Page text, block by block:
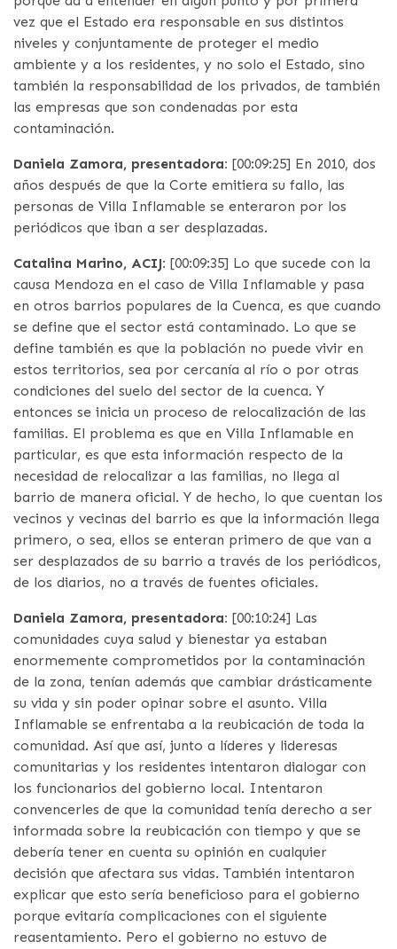
vez que el Estado era responsable en sus distintos
niveles y conjuntamente de proteger el medio
ambiente y a los residentes, y no solo el Estado, sino
también la responsabilidad de los privados, de también
las empresas que son condenadas por esta
contaminación.
Daniela Zamora, presentadora: [00:09:25] En 2010, dos
años después de que la Corte emitiera su fallo, las
personas de Villa Inflamable se enteraron por los
periódicos que iban a ser desplazadas.
Catalina Marino, ACIJ: [00:09:35] Lo que sucede con la
causa Mendoza en el caso de Villa Inflamable y pasa
en otros barrios populares de la Cuenca, es que cuando
se define que el sector está contaminado. Lo que se
define también es que la población no puede vivir en
estos territorios, sea por cercanía al río o por otras
condiciones del suelo del sector de la cuenca. Y
entonces se inicia un proceso de relocalización de las
familias. El problema es que en Villa Inflamable en
particular, es que esta información respecto de la
necesidad de relocalizar a las familias, no llega al
barrio de manera oficial. Y de hecho, lo que cuentan los
vecinos y vecinas del barrio es que la información llega
primero, o sea, ellos se enteran primero de que van a
ser desplazados de su barrio a través de los periódicos,
de los diarios, no a través de fuentes oficiales.
Daniela Zamora, presentadora: [00:10:24] Las
comunidades cuya salud y bienestar ya estaban
enormemente comprometidos por la contaminación
de la zona, tenían además que cambiar drásticamente
su vida y sin poder opinar sobre el asunto. Villa
Inflamable se enfrentaba a la reubicación de toda la
comunidad. Así que así, junto a líderes y lideresas
comunitarias y los residentes intentaron dialogar con
los funcionarios del gobierno local. Intentaron
convencerles de que la comunidad tenía derecho a ser
informada sobre la reubicación con tiempo y que se
debería tener en cuenta su opinión en cualquier
decisión que afectara sus vidas. También intentaron
explicar que esto sería beneficioso para el gobierno
porque evitaría complicaciones con el siguiente
reasentamiento. Pero el gobierno no estuvo de